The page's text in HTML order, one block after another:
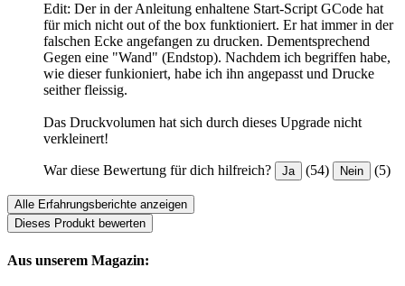
Edit: Der in der Anleitung enhaltene Start-Script GCode hat
für mich nicht out of the box funktioniert. Er hat immer in der
falschen Ecke angefangen zu drucken. Dementsprechend
Gegen eine "Wand" (Endstop). Nachdem ich begriffen habe,
wie dieser funkioniert, habe ich ihn angepasst und Drucke
seither fleissig.
Das Druckvolumen hat sich durch dieses Upgrade nicht
verkleinert!
War diese Bewertung für dich hilfreich? Ja (54) Nein (5)
Alle Erfahrungsberichte anzeigen
Dieses Produkt bewerten
Aus unserem Magazin: